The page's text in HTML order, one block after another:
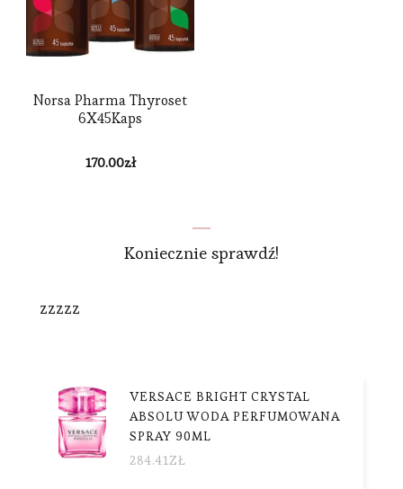
Norsa Pharma Thyroset
6X45Kaps
170.00zł
Koniecznie sprawdź!
zzzzz
VERSACE BRIGHT CRYSTAL
ABSOLU WODA PERFUMOWANA
SPRAY 90ML
284.41ZŁ